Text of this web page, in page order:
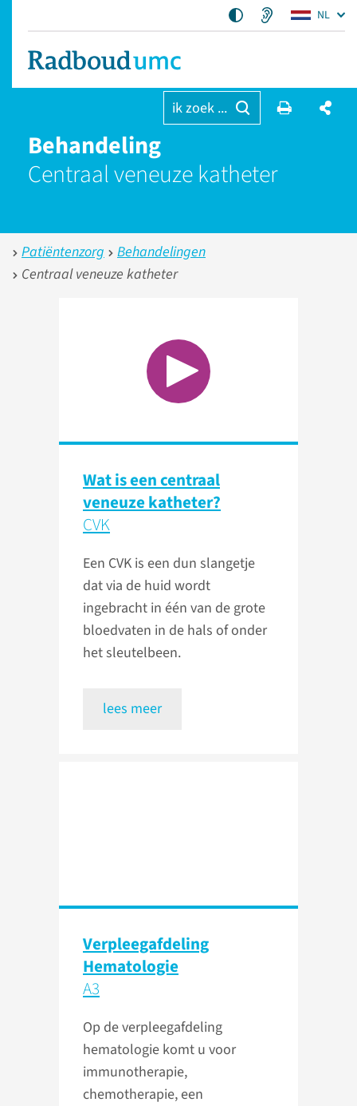
NL
ik zoek ...
Behandeling
Centraal veneuze katheter
Patiëntenzorg
Behandelingen
Centraal veneuze katheter
Wat is een centraal
veneuze katheter?
CVK
Een CVK is een dun slangetje
dat via de huid wordt
ingebracht in één van de grote
bloedvaten in de hals of onder
het sleutelbeen.
lees meer
Verpleeg­afdeling
Hematologie
A3
Op de verpleegafdeling
hematologie komt u voor
immunotherapie,
chemotherapie, een